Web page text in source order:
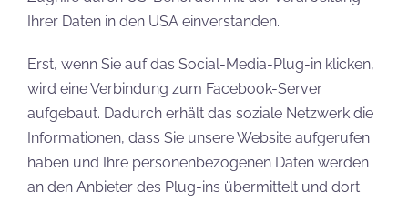
Ihrer Daten in den USA einverstanden.
Erst, wenn Sie auf das Social-Media-Plug-in klicken,
wird eine Verbindung zum Facebook-Server
aufgebaut. Dadurch erhält das soziale Netzwerk die
Informationen, dass Sie unsere Website aufgerufen
haben und Ihre personenbezogenen Daten werden
an den Anbieter des Plug-ins übermittelt und dort